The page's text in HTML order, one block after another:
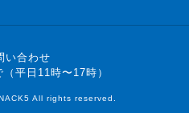
合わせ
平日11時〜17時）
All rights reserved.